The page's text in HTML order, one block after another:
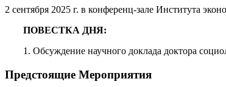
2 сентября 2025 г. в конференц-зале Института
ПОВЕСТКА ДНЯ:
1. Обсуждение научного доклада доктора
Предстоящие Мероприятия